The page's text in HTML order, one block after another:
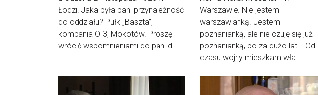
Łodzi. Jaka była pani przynależność
do oddziału? Pułk „Baszta”,
kompania O-3, Mokotów. Proszę
wrócić wspomnieniami do pani d ...
Warszawie. Nie jestem
warszawianką. Jestem
poznanianką, ale nie czuję się już
poznanianką, bo za dużo lat... Od
czasu wojny mieszkam wła ...